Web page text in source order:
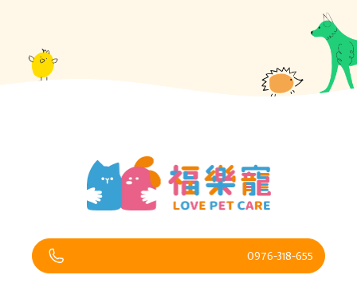
0976-318-655